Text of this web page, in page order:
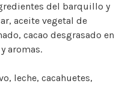
del barquillo y
aceite vegetal de
cacao desgrasado en
aromas.
leche, cacahuetes,